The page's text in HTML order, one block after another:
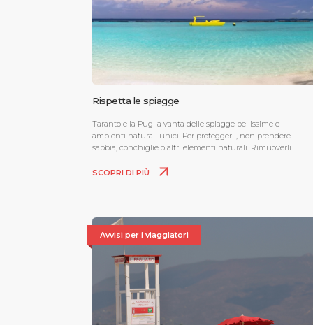
Rispetta le spiagge
Taranto e la Puglia vanta delle spiagge bellissime e
ambienti naturali unici. Per proteggerli, non prendere
sabbia, conchiglie o altri elementi naturali. Rimuoverli
fino a 3000 euro.
SCOPRI DI PIÙ
Avvisi per i viaggiatori